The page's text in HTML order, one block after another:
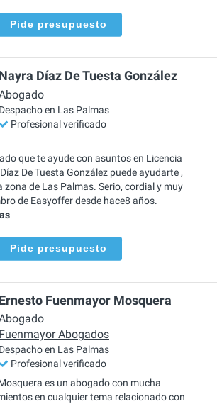
Pide presupuesto
Nayra Díaz De Tuesta González
Despacho en Las Palmas
Profesional verificado
que te ayude con asuntos en Licencia
De Tuesta González puede ayudarte ,
zona de Las Palmas. Serio, cordial y muy
de Easyoffer desde hace8 años.
Pide presupuesto
Ernesto Fuenmayor Mosquera
Fuenmayor Abogados
Despacho en Las Palmas
Profesional verificado
es un abogado con mucha
en cualquier tema relacionado con